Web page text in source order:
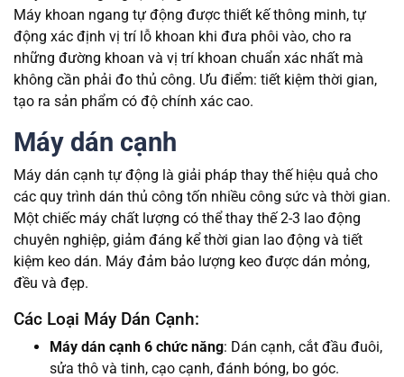
Máy khoan ngang tự động được thiết kế thông minh, tự
động xác định vị trí lỗ khoan khi đưa phôi vào, cho ra
những đường khoan và vị trí khoan chuẩn xác nhất mà
không cần phải đo thủ công. Ưu điểm: tiết kiệm thời gian,
tạo ra sản phẩm có độ chính xác cao.
Máy dán cạnh
Máy dán cạnh tự động là giải pháp thay thế hiệu quả cho
các quy trình dán thủ công tốn nhiều công sức và thời gian.
Một chiếc máy chất lượng có thể thay thế 2-3 lao động
chuyên nghiệp, giảm đáng kể thời gian lao động và tiết
kiệm keo dán. Máy đảm bảo lượng keo được dán mỏng,
đều và đẹp.
Các Loại Máy Dán Cạnh:
Máy dán cạnh 6 chức năng: Dán cạnh, cắt đầu đuôi,
sửa thô và tinh, cạo cạnh, đánh bóng, bo góc.